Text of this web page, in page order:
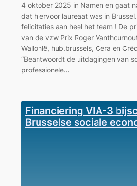
4 oktober 2025 in Namen en gaat
dat hiervoor laureaat was in
felicitaties aan heel het team ! De
van de vzw Prix Roger
Wallonië, hub.brussels, Cera en
“Beantwoordt de uitdagingen van
professionele…
Financiering VIA-3
Brusselse sociale